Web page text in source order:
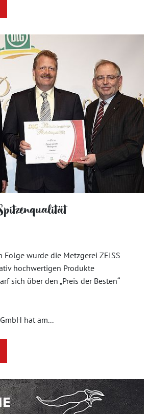
Folge wurde die Metzgerei ZEISS
hochwertigen Produkte
sich über den „Preis der Besten“
hat am...